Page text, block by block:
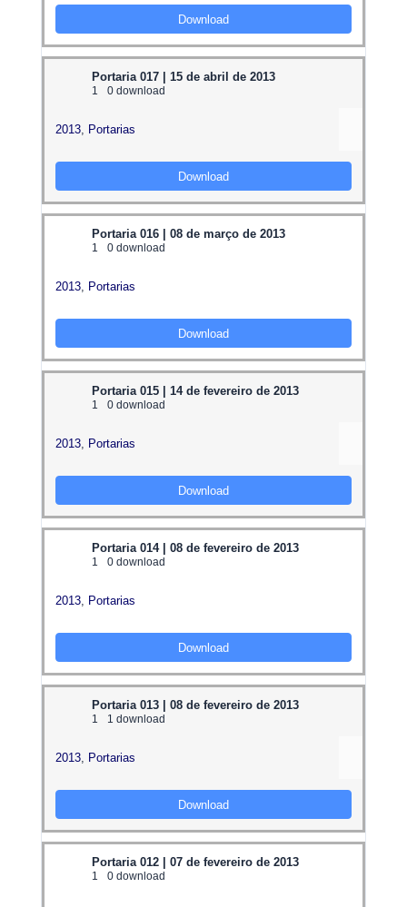
Download
Portaria 017 | 15 de abril de 2013
1 0 download
2013, Portarias
Download
Portaria 016 | 08 de março de 2013
1 0 download
2013, Portarias
Download
Portaria 015 | 14 de fevereiro de 2013
1 0 download
2013, Portarias
Download
Portaria 014 | 08 de fevereiro de 2013
1 0 download
2013, Portarias
Download
Portaria 013 | 08 de fevereiro de 2013
1 1 download
2013, Portarias
Download
Portaria 012 | 07 de fevereiro de 2013
1 0 download